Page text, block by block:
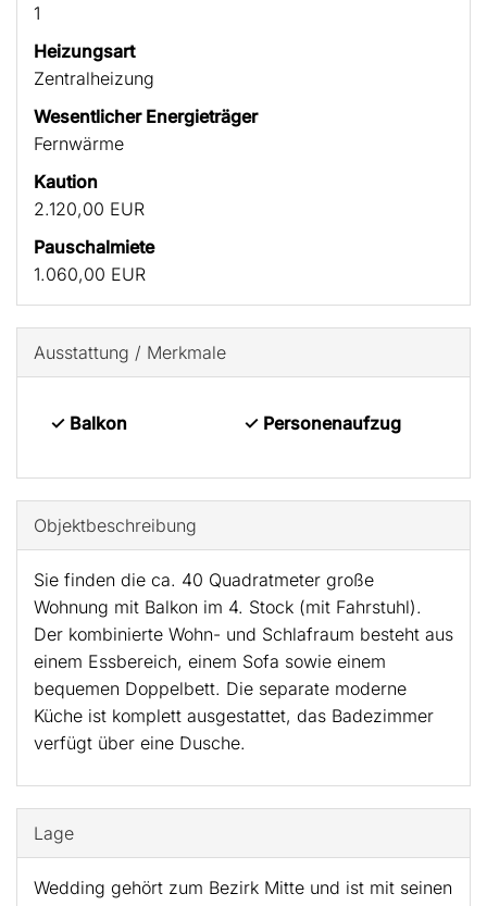
1
Heizungsart
Zentralheizung
Wesentlicher Energieträger
Fernwärme
Kaution
2.120,00 EUR
Pauschalmiete
1.060,00 EUR
Ausstattung / Merkmale
✓ Balkon ✓ Personenaufzug
Objekt­beschreibung
Sie finden die ca. 40 Quadratmeter große
Wohnung mit Balkon im 4. Stock (mit Fahrstuhl).
Der kombinierte Wohn- und Schlafraum besteht aus
einem Essbereich, einem Sofa sowie einem
bequemen Doppelbett. Die separate moderne
Küche ist komplett ausgestattet, das Badezimmer
verfügt über eine Dusche.
Lage
Wedding gehört zum Bezirk Mitte und ist mit seinen